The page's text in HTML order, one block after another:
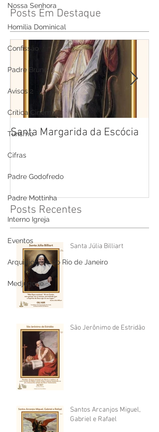
Nossa Senhora
Homilia Dominical
Confissão
Padre Bruno
Avisos 2
Crítica Cinema
Turismo
Cifras
Padre Godofredo
Padre Mottinha
Interno Igreja
Eventos
Arquidiocese do Rio de Janeiro
Medjugorje
Posts Em Destaque
Santa Margarida da Escócia
Posts Recentes
Santa Júlia Billiart
São Jerônimo de Estridão
Santos Arcanjos Miguel,
Gabriel e Rafael